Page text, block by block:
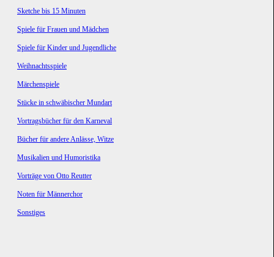
Sketche bis 15 Minuten
Spiele für Frauen und Mädchen
Spiele für Kinder und Jugendliche
Weihnachtsspiele
Märchenspiele
Stücke in schwäbischer Mundart
Vortragsbücher für den Karneval
Bücher für andere Anlässe, Witze
Musikalien und Humoristika
Vorträge von Otto Reutter
Noten für Männerchor
Sonstiges